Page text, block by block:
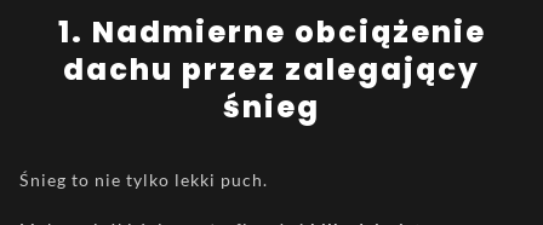
1️. Nadmierne obciążenie
dachu przez zalegający
śnieg
Śnieg to nie tylko lekki puch.